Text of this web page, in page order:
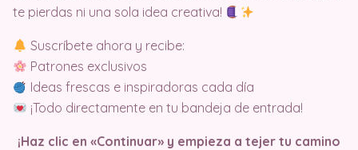
te pierdas ni una sola idea creativa!
Suscríbete ahora y recibe:
Patrones exclusivos
Ideas frescas e inspiradoras cada día
¡Todo directamente en tu bandeja de entrada!
¡Haz clic en «Continuar» y empieza a tejer tu camino